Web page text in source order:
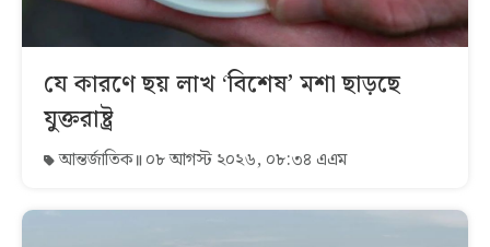
যে কারণে ছয় লাখ ‘বিশেষ’ মশা ছাড়ছে
যুক্তরাষ্ট্র
আন্তর্জাতিক ০৮ আগস্ট ২০২৬, ০৮:৩৪ এএম